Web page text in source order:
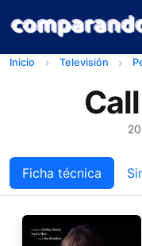
Inicio Televisión
Ficha técnica
Ficha técnica